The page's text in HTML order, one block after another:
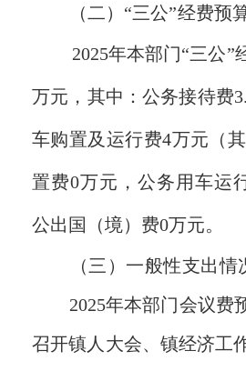
（二）“三公”经费预
2025年本部门“三公”
万元，其中：公务接待费
车购置及运行费4万元（
置费0万元，公务用车运
公出国（境）费0万元。
（三）一般性支出情
2025年本部门会议费
召开镇人大会、镇经济工